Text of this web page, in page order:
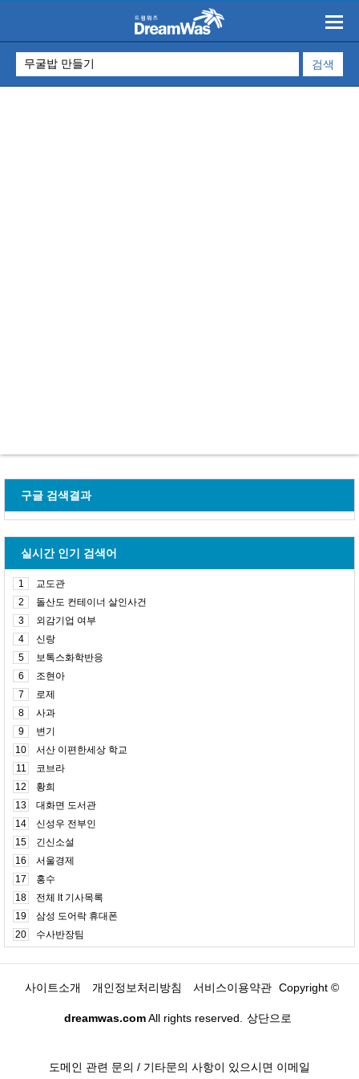
구글 검색결과
실시간 인기 검색어
1
교도관
2
돌산도 컨테이너 살인사건
3
외감기업 여부
4
신랑
5
보톡스화학반응
6
조현아
7
로제
8
사과
9
변기
10
서산 이편한세상 학교
11
코브라
12
황희
13
대화면 도서관
14
신성우 전부인
15
긴신소설
16
서울경제
17
홍수
18
전체 lt 기사목록
19
삼성 도어락 휴대폰
20
수사반장팀
사이트소개 개인정보처리방침 서비스이용약관 Copyright ©
dreamwas.comAll rights reserved. 상단으로
도메인 관련 문의 / 기타문의 사항이 있으시면 이메일